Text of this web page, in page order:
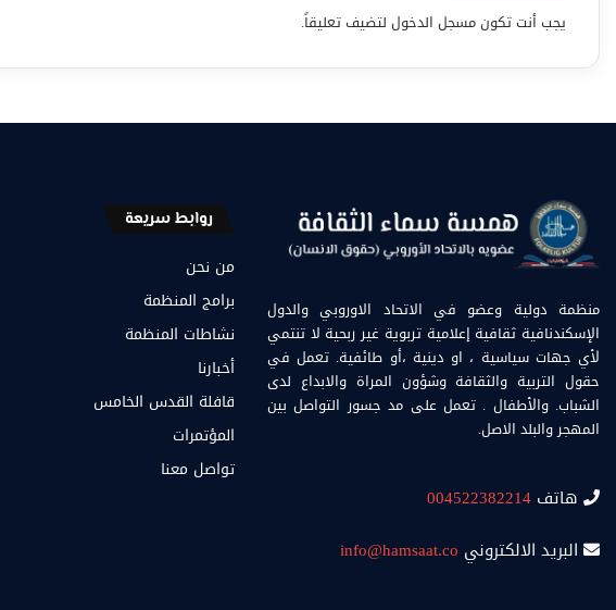
يجب أنت تكونمسجل الدخول لتضيف تعليقاً.
منظمة دولية وعضو في الاتحاد الاوروبي والدول
الإسكندنافية ثقافية إعلامية تربوية غير ربحية لا تنتمي
لأي جهات سياسية ، او دينية ،أو طائفية. تعمل في
حقول التربية والثقافة وشؤون المراة والابداع لدى
الشباب. والأطفال . تعمل على مد جسور التواصل بين
المهجر والبلد الاصل.
هاتف 004522382214
البريد الالكتروني info@hamsaat.co
روابط سريعة
من نحن
برامج المنظمة
نشاطات المنظمة
أخبارنا
قافلة القدس الخامس
المؤتمرات
تواصل معنا